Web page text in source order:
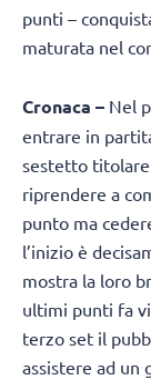
punti –
maturata nel
Cronaca – Nel
entrare in
sestetto titolare
riprendere a
punto ma
l’inizio è
mostra la loro
ultimi punti fa
terzo set il
assistere ad un